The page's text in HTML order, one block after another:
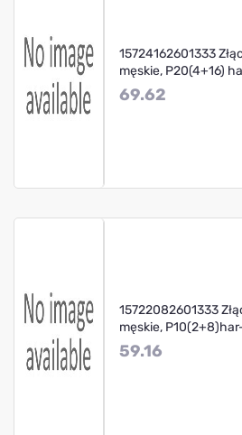
15724162601333
męskie, P20(4+16)
69.62
15722082601333
męskie,
59.16